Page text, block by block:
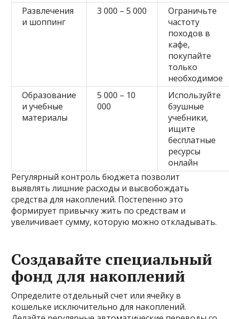
Развлечения
и шоппинг
3 000 – 5 000
Ограничьте
частоту
походов в
кафе,
покупайте
только
необходимое
Образование
и учебные
материалы
5 000 – 10
000
Используйте
бэушные
учебники,
ищите
бесплатные
ресурсы
онлайн
Регулярный контроль бюджета позволит
выявлять лишние расходы и высвобождать
средства для накоплений. Постепенно это
формирует привычку жить по средствам и
увеличивает сумму, которую можно откладывать.
Создавайте специальный
фонд для накоплений
Определите отдельный счет или ячейку в
кошельке исключительно для накоплений.